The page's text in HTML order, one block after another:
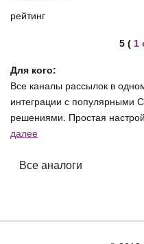
рейтинг
5 ( 1
Для кого:
Все каналы рассылок в
интеграции с популярными
решениями. Простая
далее
Все аналоги